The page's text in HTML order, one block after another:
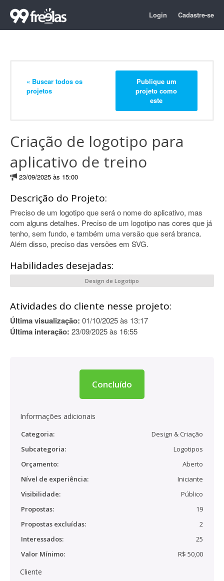
Login Cadastre-se
« Buscar todos os
projetos
Publique um
projeto como
este
Criação de logotipo para
aplicativo de treino
23/09/2025 às 15:00
Descrição do Projeto:
Preciso de um logotipo que será o nome do aplicativo, mas
com alguns detalhes. Preciso de um logotipo nas cores que já
tenho, sem fundo, e também uma versão que será branca.
Além disso, preciso das versões em SVG.
Habilidades desejadas:
Design de Logotipo
Atividades do cliente nesse projeto:
Última visualização: 01/10/2025 às 13:17
Última interação: 23/09/2025 às 16:55
Concluído
Informações adicionais
Categoria:
Design & Criação
Subcategoria:
Logotipos
Orçamento:
Aberto
Nível de experiência:
Iniciante
Visibilidade:
Público
Propostas:
19
Propostas excluídas:
2
Interessados:
25
Valor Mínimo:
R$ 50,00
Cliente